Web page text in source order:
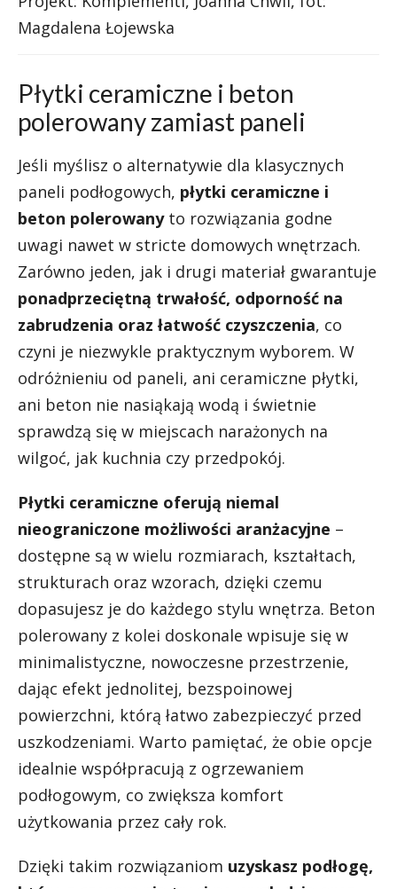
Magdalena Łojewska
Płytki ceramiczne i beton
polerowany zamiast paneli
Jeśli myślisz o alternatywie dla klasycznych
paneli podłogowych, płytki ceramiczne i
beton polerowanyto rozwiązania godne
uwagi nawet w stricte domowych wnętrzach.
Zarówno jeden, jak i drugi materiał gwarantuje
ponadprzeciętną trwałość, odporność na
zabrudzenia oraz łatwość czyszczenia, co
czyni je niezwykle praktycznym wyborem. W
odróżnieniu od paneli, ani ceramiczne płytki,
ani beton nie nasiąkają wodą i świetnie
sprawdzą się w miejscach narażonych na
wilgoć, jak kuchnia czy przedpokój.
Płytki ceramiczne oferują niemal
nieograniczone możliwości aranżacyjne –
dostępne są w wielu rozmiarach, kształtach,
strukturach oraz wzorach, dzięki czemu
dopasujesz je do każdego stylu wnętrza. Beton
polerowany z kolei doskonale wpisuje się w
minimalistyczne, nowoczesne przestrzenie,
dając efekt jednolitej, bezspoinowej
powierzchni, którą łatwo zabezpieczyć przed
uszkodzeniami. Warto pamiętać, że obie opcje
idealnie współpracują z ogrzewaniem
podłogowym, co zwiększa komfort
użytkowania przez cały rok.
Dzięki takim rozwiązaniom uzyskasz podłogę,